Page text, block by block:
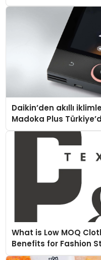
Daikin’den akıllı
Madoka Plus
What is Low MOQ
Benefits for Fashion